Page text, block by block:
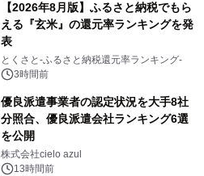
【2026年8月版】ふるさと納税でもら
える『玄米』の還元率ランキングを発
表
とくさと-ふるさと納税還元率ランキング-
3時間前
優良派遣事業者の認定状況を大手8社
分照合、優良派遣会社ランキング6選
を公開
株式会社cielo azul
13時間前